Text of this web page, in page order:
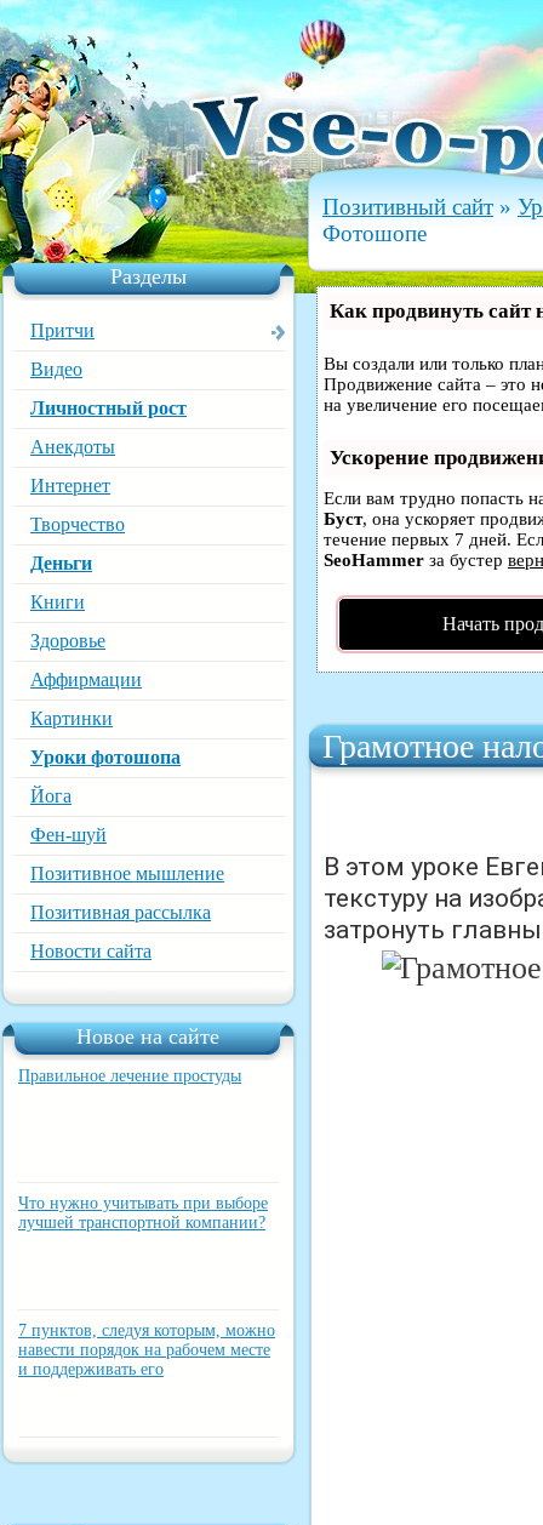
Разделы
Притчи
Видео
Личностный рост
Анекдоты
Интернет
Творчество
Деньги
Книги
Здоровье
Аффирмации
Картинки
Уроки фотошопа
Йога
Фен-шуй
Позитивное мышление
Позитивная рассылка
Новости сайта
Новое на сайте
Правильное лечение простуды
Что нужно учитывать при выборе
лучшей транспортной компании?
7 пунктов, следуя которым, можно
навести порядок на рабочем месте
и поддерживать его
Позитивный сайт »
Фотошопе
Как продвинуть сайт
Вы создали или только
Продвижение сайта – это
на увеличение его
Ускорение
Если вам трудно попасть
Буст, она ускоряет
течение первых 7 дней.
SeoHammer за бустер
Начать
Грамотное
В этом уроке
текстуру на
затронуть